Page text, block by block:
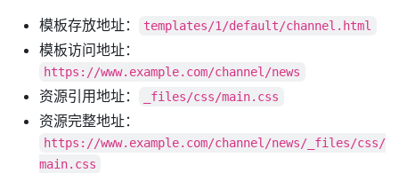
模板存放地址：
templates/1/default/channel.html
模板访问地址：
https://www.example.com/channel/news
资源引用地址： _files/css/main.css
资源完整地址：
https://www.example.com/channel/news/_files/css/
main.css